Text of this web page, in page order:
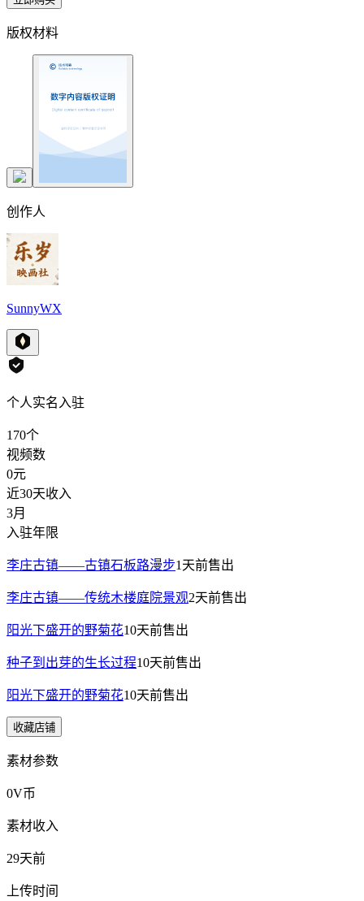
版权材料
创作人
SunnyWX
个人实名入驻
170个
视频数
0元
近30天收入
3月
入驻年限
李庄古镇——古镇石板路漫步1天前售出
李庄古镇——传统木楼庭院景观2天前售出
阳光下盛开的野菊花10天前售出
种子到出芽的生长过程10天前售出
阳光下盛开的野菊花10天前售出
收藏店铺
素材参数
0V币
素材收入
29天前
上传时间